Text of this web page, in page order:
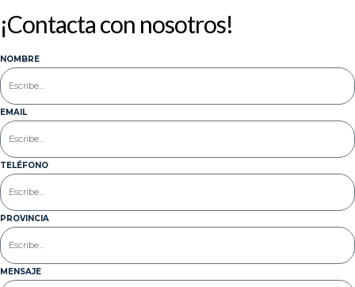
¡Contacta con nosotros!
NOMBRE
EMAIL
TELÉFONO
PROVINCIA
MENSAJE